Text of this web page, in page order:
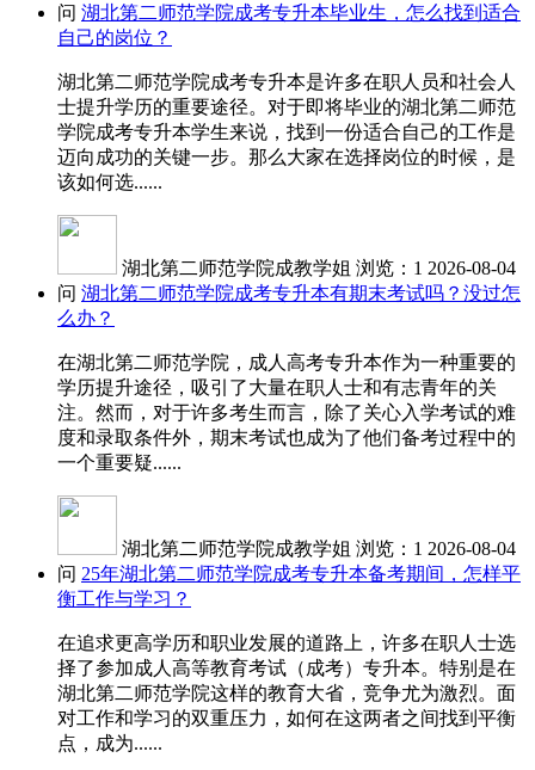
问 湖北第二师范学院成考专升本毕业生，怎么找到适合
自己的岗位？
湖北第二师范学院成考专升本是许多在职人员和社会人
士提升学历的重要途径。对于即将毕业的湖北第二师范
学院成考专升本学生来说，找到一份适合自己的工作是
迈向成功的关键一步。那么大家在选择岗位的时候，是
该如何选......
湖北第二师范学院成教学姐 浏览：1 2026-08-04
问 湖北第二师范学院成考专升本有期末考试吗？没过怎
么办？
在湖北第二师范学院，成人高考专升本作为一种重要的
学历提升途径，吸引了大量在职人士和有志青年的关
注。然而，对于许多考生而言，除了关心入学考试的难
度和录取条件外，期末考试也成为了他们备考过程中的
一个重要疑......
湖北第二师范学院成教学姐 浏览：1 2026-08-04
问 25年湖北第二师范学院成考专升本备考期间，怎样平
衡工作与学习？
在追求更高学历和职业发展的道路上，许多在职人士选
择了参加成人高等教育考试（成考）专升本。特别是在
湖北第二师范学院这样的教育大省，竞争尤为激烈。面
对工作和学习的双重压力，如何在这两者之间找到平衡
点，成为......